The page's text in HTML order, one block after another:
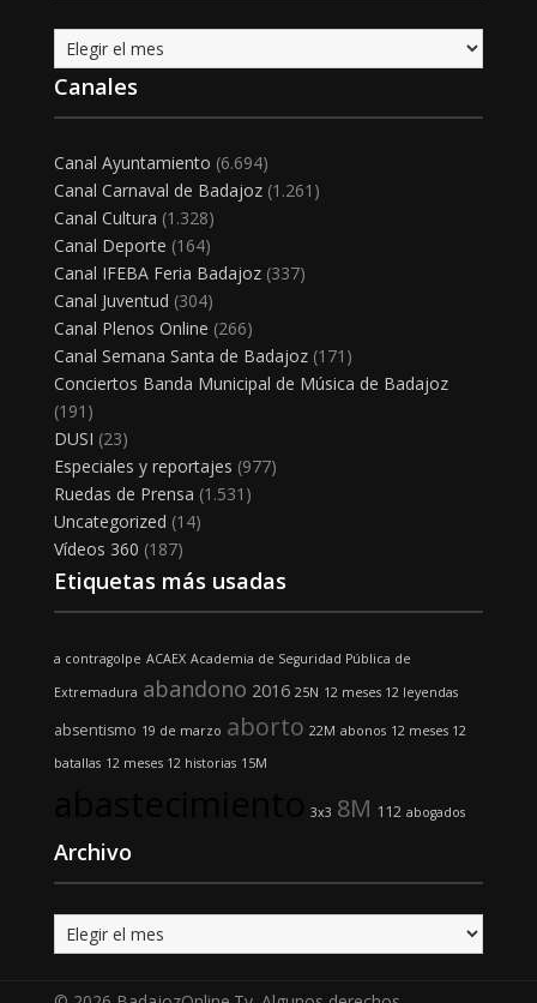
Archivo
Canales
Canal Ayuntamiento (6.694)
Canal Carnaval de Badajoz(1.261)
Canal Cultura (1.328)
Canal Deporte (164)
Canal IFEBA Feria Badajoz(337)
Canal Juventud (304)
Canal Plenos Online (266)
Canal Semana Santa de Badajoz(171)
Conciertos Banda Municipal de Música de Badajoz
(191)
DUSI (23)
Especiales y reportajes (977)
Ruedas de Prensa (1.531)
Uncategorized (14)
Vídeos 360 (187)
Etiquetas más usadas
a contragolpe ACAEX Academia de Seguridad Pública de
Extremadura abandono 2016 25N 12 meses 12 leyendas
absentismo 19 de marzo aborto 22M abonos 12 meses 12
batallas 12 meses 12 historias 15M
3x3 8M 112 abogados
Archivo
Archivo